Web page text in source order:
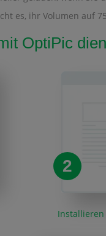
es, ihr Volumen auf
OptiPic
2
Installieren